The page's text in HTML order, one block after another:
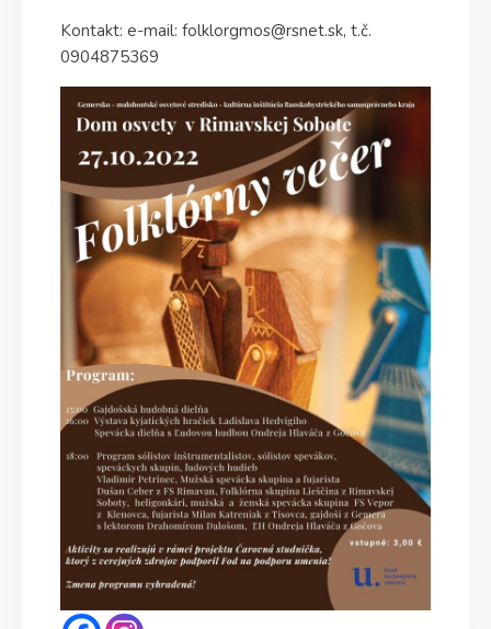
Kontakt: e-mail: folklorgmos@rsnet.sk, t.č.
0904875369